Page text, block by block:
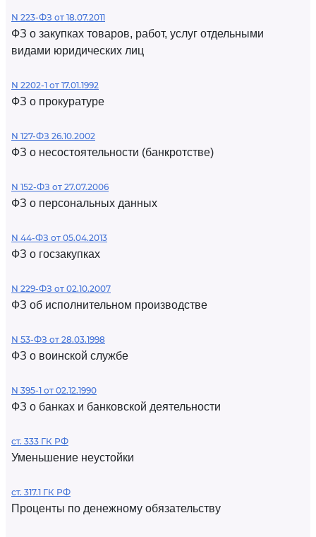
N 223-ФЗ от 18.07.2011
ФЗ о закупках товаров, работ, услуг отдельными
видами юридических лиц
N 2202-1 от 17.01.1992
ФЗ о прокуратуре
N 127-ФЗ 26.10.2002
ФЗ о несостоятельности (банкротстве)
N 152-ФЗ от 27.07.2006
ФЗ о персональных данных
N 44-ФЗ от 05.04.2013
ФЗ о госзакупках
N 229-ФЗ от 02.10.2007
ФЗ об исполнительном производстве
N 53-ФЗ от 28.03.1998
ФЗ о воинской службе
N 395-1 от 02.12.1990
ФЗ о банках и банковской деятельности
ст. 333 ГК РФ
Уменьшение неустойки
ст. 317.1 ГК РФ
Проценты по денежному обязательству